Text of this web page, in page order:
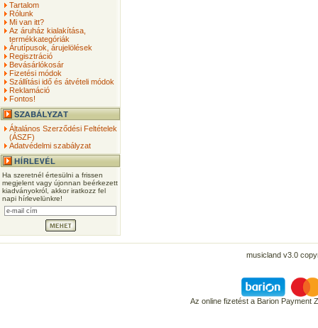
Tartalom
Rólunk
Mi van itt?
Az áruház kialakítása,
termékkategóriák
Árutípusok, árujelölések
Regisztráció
Bevásárlókosár
Fizetési módok
Szállítási idő és átvételi módok
Reklamáció
Fontos!
Általános Szerződési Feltételek
(ÁSZF)
Adatvédelmi szabályzat
Ha szeretnél értesülni a frissen
megjelent vagy újonnan beérkezett
kiadványokról, akkor iratkozz fel
napi hírlevelünkre!
musicland v3.0
Az online fizetést a Barion Payment